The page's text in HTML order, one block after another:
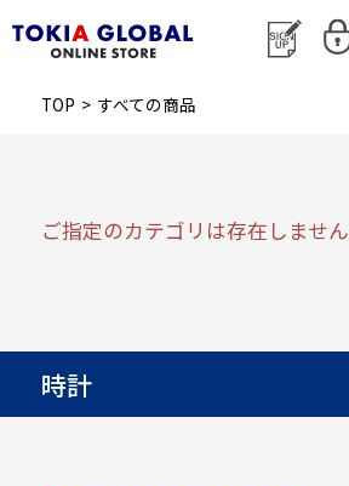
TOP > すべての商品
ご指定のカテゴリは存在しません
時計